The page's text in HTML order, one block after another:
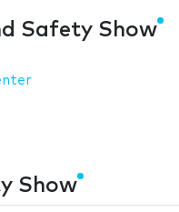
Safety Show
Show